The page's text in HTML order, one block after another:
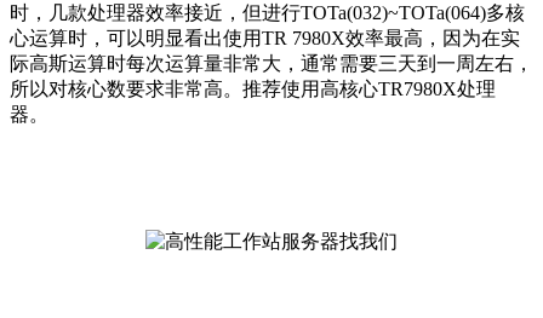
时，几款处理器效率接近，但进行TOTa(032)~TOTa(064)多核
心运算时，可以明显看出使用TR 7980X效率最高，因为在实
际高斯运算时每次运算量非常大，通常需要三天到一周左右，
所以对核心数要求非常高。推荐使用高核心TR7980X处理
器。